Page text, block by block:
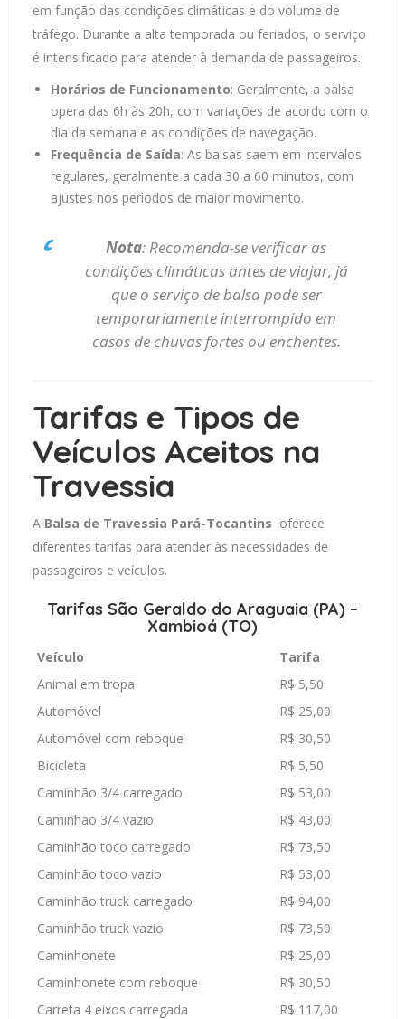
em função das condições climáticas e do volume de
tráfego. Durante a alta temporada ou feriados, o serviço
é intensificado para atender à demanda de passageiros.
Horários de Funcionamento: Geralmente, a balsa
opera das 6h às 20h, com variações de acordo com o
dia da semana e as condições de navegação.
Frequência de Saída: As balsas saem em intervalos
regulares, geralmente a cada 30 a 60 minutos, com
ajustes nos períodos de maior movimento.
Nota: Recomenda-se verificar as
condições climáticas antes de viajar, já
que o serviço de balsa pode ser
temporariamente interrompido em
casos de chuvas fortes ou enchentes.
Tarifas e Tipos de
Veículos Aceitos na
Travessia
A Balsa de Travessia Pará-Tocantins oferece
diferentes tarifas para atender às necessidades de
passageiros e veículos.
Tarifas São Geraldo do Araguaia (PA) –
Xambioá (TO)
Veículo
Tarifa
Animal em tropa
R$ 5,50
Automóvel
R$ 25,00
Automóvel com reboque
R$ 30,50
Bicicleta
R$ 5,50
Caminhão 3/4 carregado
R$ 53,00
Caminhão 3/4 vazio
R$ 43,00
Caminhão toco carregado
R$ 73,50
Caminhão toco vazio
R$ 53,00
Caminhão truck carregado
R$ 94,00
Caminhão truck vazio
R$ 73,50
Caminhonete
R$ 25,00
Caminhonete com reboque
R$ 30,50
Carreta 4 eixos carregada
R$ 117,00